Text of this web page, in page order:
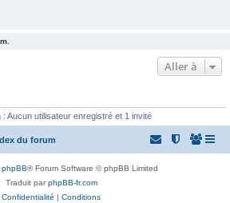
Aller à
Aucun utilisateur enregistré et 1 invité
du forum
phpBB® Forum Software © phpBB Limited
Traduit parphpBB-fr.com
Confidentialité | Conditions